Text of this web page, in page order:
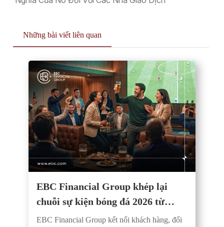
Những bài viết liên quan
EBC Financial Group khép lại
chuỗi sự kiện bóng đá 2026 từ
Santiago đến Đài Bắc
EBC Financial Group kết nối khách hàng, đối